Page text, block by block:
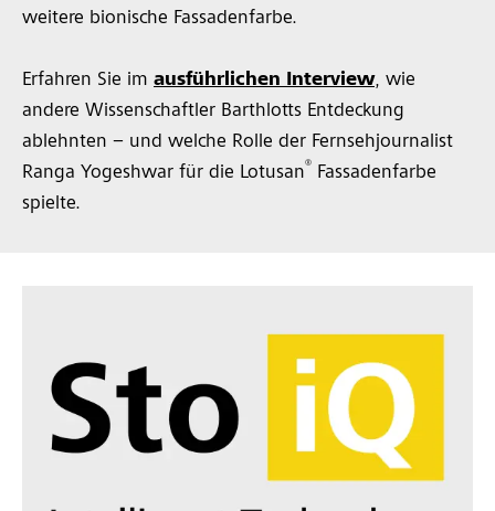
weitere bionische Fassadenfarbe.
Erfahren Sie im ausführlichen Interview, wie
andere Wissenschaftler Barthlotts Entdeckung
ablehnten – und welche Rolle der Fernsehjournalist
Ranga Yogeshwar für die Lotusan® Fassadenfarbe
spielte.